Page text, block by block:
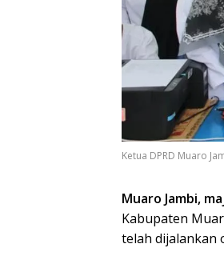
Ketua DPRD Muaro
Muaro Jambi,
Kabupaten
telah dijalankan